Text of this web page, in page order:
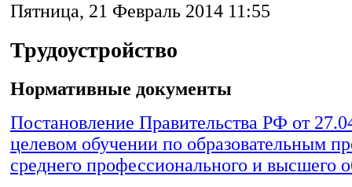
Пятница, 21 Февраль 2014 11:55
Трудоустройство
Нормативные документы
Постановление Правительства РФ от
целевом обучении по образовательным
среднего профессионального и высшего